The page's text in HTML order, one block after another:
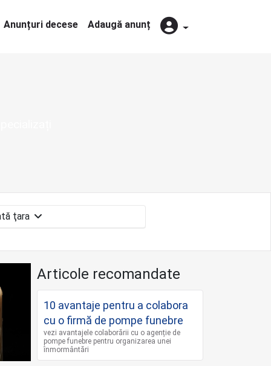
Anunțuri decese Adaugă anunț
Articole recomandate
10 avantaje pentru a colabora
cu o firmă de pompe funebre
vezi avantajele colaborării cu o agenție de
pompe funebre pentru organizarea unei
înmormântări